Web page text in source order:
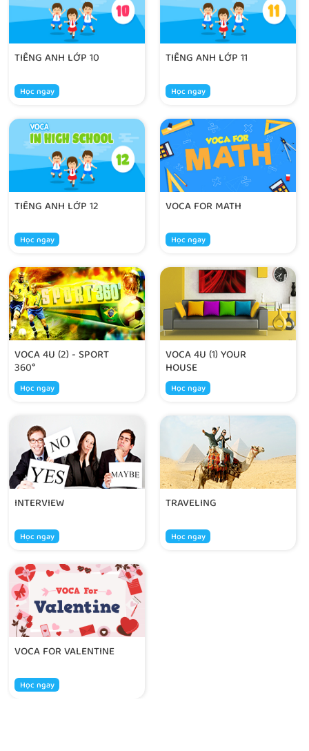
TIẾNG ANH LỚP 10
Học ngay
TIẾNG ANH LỚP 11
Học ngay
TIẾNG ANH LỚP 12
Học ngay
VOCA FOR MATH
Học ngay
VOCA 4U (2) - SPORT
360°
Học ngay
VOCA 4U (1) YOUR
HOUSE
Học ngay
INTERVIEW
Học ngay
TRAVELING
Học ngay
VOCA FOR VALENTINE
Học ngay